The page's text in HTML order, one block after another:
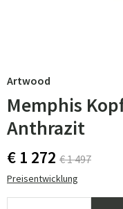
Artwood
Memphis
Anthrazit
€ 1 272 € 1 497
Preisentwicklung